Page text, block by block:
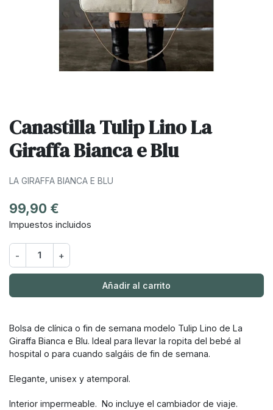
Canastilla Tulip Lino La
Giraffa Bianca e Blu
LA GIRAFFA BIANCA E BLU
99,90 €
Impuestos incluidos
- +
Añadir al carrito
Bolsa de clínica o fin de semana modelo Tulip Lino de La
Giraffa Bianca e Blu. Ideal para llevar la ropita del bebé al
hospital o para cuando salgáis de fin de semana.
Elegante, unisex y atemporal.
Interior impermeable. No incluye el cambiador de viaje.